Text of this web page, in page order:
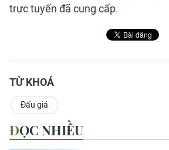
trực tuyến đã cung cấp.
TỪ KHOÁ
Đấu giá
ĐỌC NHIỀU